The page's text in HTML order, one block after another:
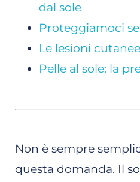
dal sole
Proteggiamoci
Le lesioni
Pelle al sole: la
Non è sempre
questa domanda. Il